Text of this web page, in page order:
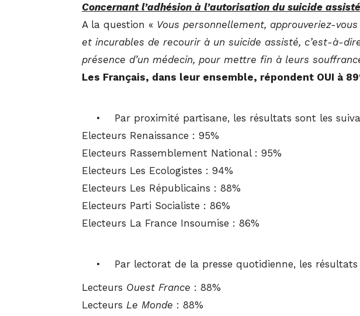
Concernant l’adhésion à l’autorisation du suicide assisté
A la question « Vous personnellement, approuveriez-
et incurables de recourir à un suicide assisté, c’est-à-
présence d’un médecin, pour mettre fin à leurs
Les Français, dans leur ensemble, répondent OUI à
• Par proximité partisane, les résultats sont les
Electeurs Renaissance : 95%
Electeurs Rassemblement National : 95%
Electeurs Les Ecologistes : 94%
Electeurs Les Républicains : 88%
Electeurs Parti Socialiste : 86%
Electeurs La France Insoumise : 86%
• Par lectorat de la presse quotidienne, les résultats
Lecteurs Ouest France : 88%
Lecteurs Le Monde : 88%